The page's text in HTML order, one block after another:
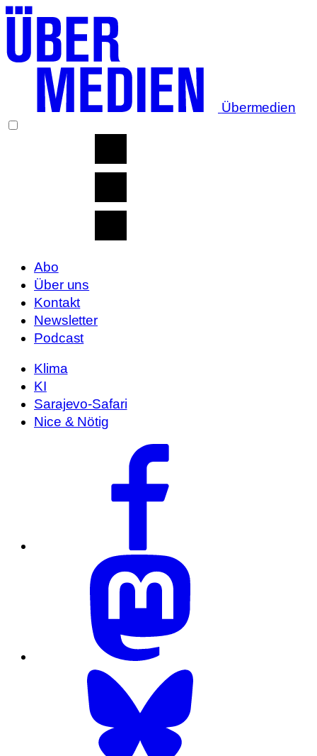
Übermedien
Abo
Über uns
Kontakt
Newsletter
Podcast
Klima
KI
Sarajevo-Safari
Nice & Nötig